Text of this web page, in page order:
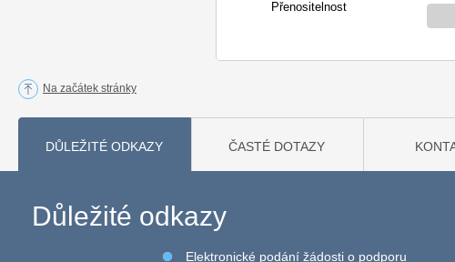
Přenositelnost
Na začátek stránky
DŮLEŽITÉ ODKAZY ČASTÉ DOTAZY
Důležité odkazy
Elektronické podání žádosti o podporu